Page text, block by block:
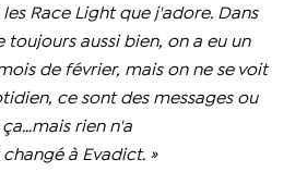
Race Light que j'adore. Dans
toujours aussi bien, on a eu un
de février, mais on ne se voit
ce sont des messages ou
rien n'a
à Evadict. »